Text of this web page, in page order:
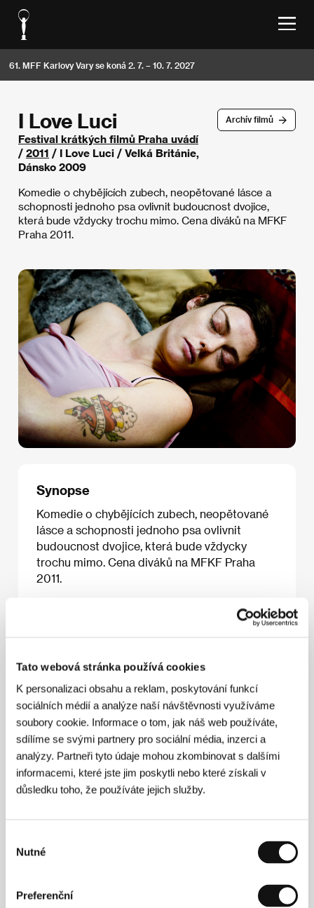
Tato webová stránka používá cookies
K personalizaci obsahu a reklam, poskytování funkcí
sociálních médií a analýze naší návštěvnosti využíváme
soubory cookie. Informace o tom, jak náš web používáte,
sdílíme se svými partnery pro sociální média, inzerci a
analýzy. Partneři tyto údaje mohou zkombinovat s dalšími
informacemi, které jste jim poskytli nebo které získali v
důsledku toho, že používáte jejich služby.
souhlasu
Nutné
Preferenční
61. MFF Karlovy Vary se koná 2. 7. – 10. 7. 2027
Archív filmů
I Love Luci
Festival krátkých filmů Praha uvádí
/ 2011 / I Love Luci / Velká Británie,
Dánsko 2009
Komedie o chybějících zubech, neopětované lásce a
schopnosti jednoho psa ovlivnit budoucnost dvojice,
která bude vždycky trochu mimo. Cena diváků na MFKF
Praha 2011.
Synopse
Komedie o chybějících zubech, neopětované
lásce a schopnosti jednoho psa ovlivnit
budoucnost dvojice, která bude vždycky
trochu mimo. Cena diváků na MFKF Praha
2011.
12 min / Barevný, DIGIBETA
RežieColin Kennedy / ScénářColin Kennedy/
KameraBenjamin Kracun/ StřihJake Roberts/
Producent Brian Coffey/ Výroba Sigma Films/
Camilla Rutheford, Colin Harris, Jimmy
Chisholm, Sanjeev Kohli, Martin Docherty/ Kontakt
Sigma Films
www:www.iloveluci.com
Spojené království
Tel: +44 141 445 040 0